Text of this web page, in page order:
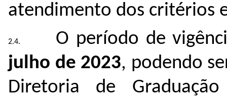
atendimento dos critérios
O período de
julho de 2023, podendo
Diretoria de